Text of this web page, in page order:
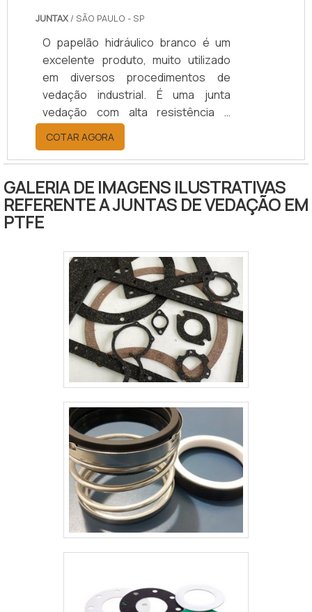
JUNTAX / SÃO PAULO - SP
O papelão hidráulico branco é um
excelente produto, muito utilizado
em diversos procedimentos de
vedação industrial. É uma junta
vedação com alta resistência a
temperaturas altas, usada
principalmente na vedação de
flanges de tubulação ou de
equipamentos.Conhecendo mais
sobre a junta papelão hidráulicoAs
juntas de papelão possuem
suas particularidades durante o
processo de produção, o que as
torna ideais para cada tipo de
aplicação. A junta de papelão branco
COTAR AGORA
GALERIA DE IMAGENS ILUSTRATIVAS
REFERENTE A JUNTAS DE VEDAÇÃO EM
PTFE